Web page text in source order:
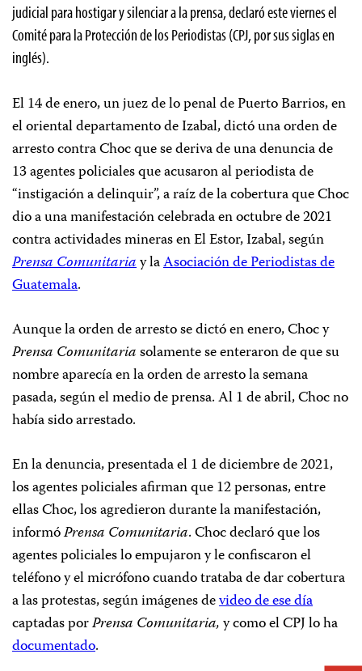
judicial para hostigar y silenciar a la prensa, declaró este viernes el
Comité para la Protección de los Periodistas (CPJ, por sus siglas en
inglés).
El 14 de enero, un juez de lo penal de Puerto Barrios, en
el oriental departamento de Izabal, dictó una orden de
arresto contra Choc que se deriva de una denuncia de
13 agentes policiales que acusaron al periodista de
“instigación a delinquir”, a raíz de la cobertura que Choc
dio a una manifestación celebrada en octubre de 2021
contra actividades mineras en El Estor, Izabal, según
Prensa Comunitariay laAsociación de Periodistas de
Guatemala.
Aunque la orden de arresto se dictó en enero, Choc y
Prensa Comunitariasolamente se enteraron de que su
nombre aparecía en la orden de arresto la semana
pasada, según el medio de prensa. Al 1 de abril, Choc no
había sido arrestado.
En la denuncia, presentada el 1 de diciembre de 2021,
los agentes policiales afirman que 12 personas, entre
ellas Choc, los agredieron durante la manifestación,
informóPrensa Comunitaria. Choc declaró que los
agentes policiales lo empujaron y le confiscaron el
teléfono y el micrófono cuando trataba de dar cobertura
a las protestas, según imágenes devideo de ese día
captadas porPrensa Comunitaria,y como el CPJ lo ha
documentado.